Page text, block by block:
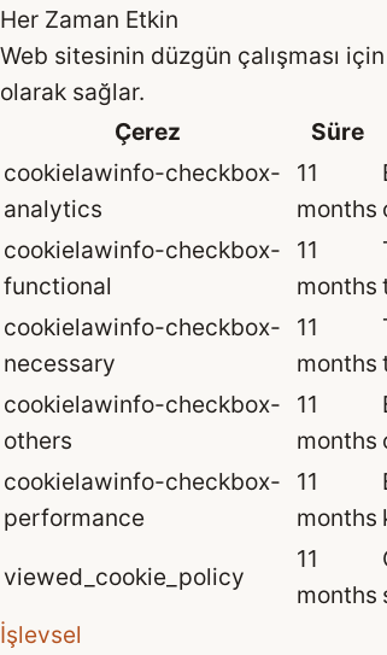
Her Zaman Etkin
Web sitesinin düzgün çalışması
olarak sağlar.
Çerez
Süre
cookielawinfo-checkbox-
analytics
11
months
cookielawinfo-checkbox-
functional
11
months
cookielawinfo-checkbox-
necessary
11
months
cookielawinfo-checkbox-
others
11
months
cookielawinfo-checkbox-
performance
11
months
viewed_cookie_policy
11
months
İşlevsel